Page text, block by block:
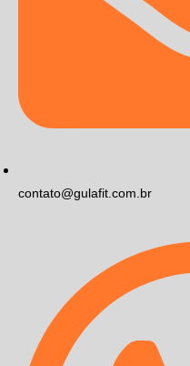
contato@gulafit.com.br